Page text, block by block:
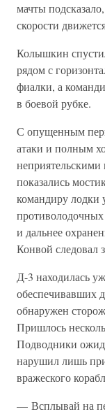
мачты
скорости
Колышкин
рядом с
фиалки, а
в боевой рубке.
С опущенным
атаки и полным
неприятельскими
показались
командиру лодки
противолодочных
и дальнее
Конвой следовал
Д-3 находилась
обеспечивавших
обнаружен
Пришлось
Подводники
нарушил лишь
вражеского
— Всплывай на